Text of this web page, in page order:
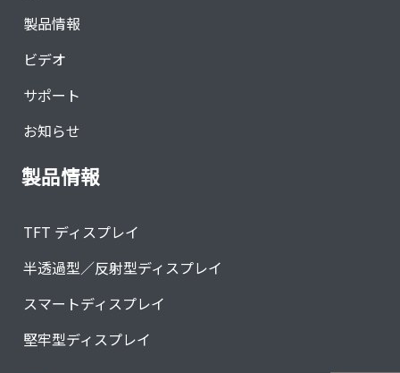
製品情報
ビデオ
サポート
お知らせ
製品情報
TFT ディスプレイ
半透過型／反射型ディスプレイ
スマートディスプレイ
堅牢型ディスプレイ